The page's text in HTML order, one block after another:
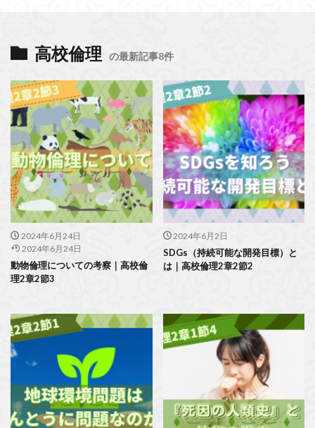
高校倫理 の最新記事8件
2024年6月24日
2024年6月24日
動物倫理についての考察｜高校倫
理2章2節3
2024年6月2日
SDGs（持続可能な開発目標）と
は｜高校倫理2章2節2